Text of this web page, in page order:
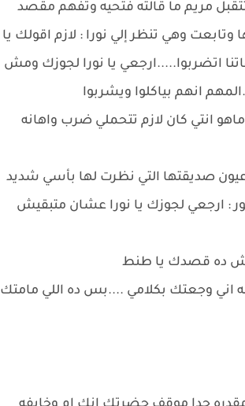
مريم ما قالته فتحيه وتفهم مقصد
وهي تنظر إلي نورا : لازم اقولك يا
اتضربوا.....ارجعي يا نورا لجوزك ومش
انهم بياكلوا ويشربوا
انتي كان لازم تتحملي ضرب واهانه
صديقتها التي نظرت لها بأسي شديد
: ارجعي لجوزك يا نورا عشان متبقيش
: مش ده قصدك يا طنط
اني وجعتك بكلامي ....بس ده اللي مامتك